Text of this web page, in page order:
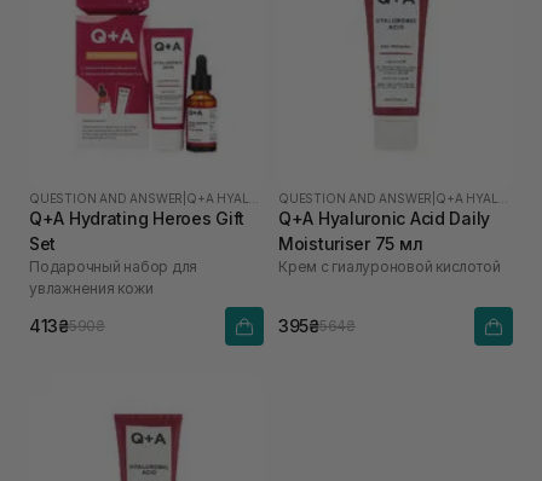
QUESTION AND ANSWER
Q+A Hydrating Heroes Gift
Set
Подарочный набор для
увлажнения кожи
413₴590₴
QUESTION AND ANSWER
Q+A Hyaluronic Acid Daily
Moisturiser 75 мл
Крем с гиалуроновой кислотой
395₴564₴